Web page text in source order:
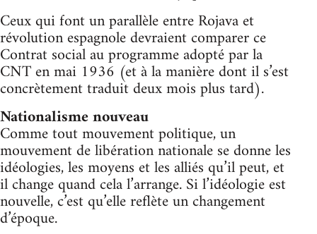
Ceux qui font un parallèle entre Rojava et
révolution espagnole devraient comparer ce
Contrat social au programme adopté par la
CNT en mai 1936 (et à la manière dont il s’est
concrètement traduit deux mois plus tard).
Nationalisme nouveau
Comme tout mouvement politique, un
mouvement de libération nationale se donne les
idéologies, les moyens et les alliés qu’il peut, et
il change quand cela l’arrange. Si l’idéologie est
nouvelle, c’est qu’elle reflète un changement
d’époque.